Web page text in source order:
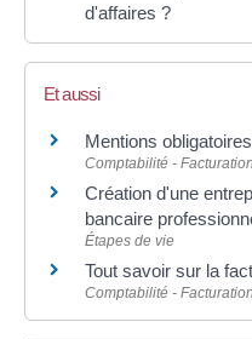
d'affaires ?
Et aussi
Mentions
Comptabilité - Facturation
Création d'une
bancaire
Étapes de vie
Tout savoir sur la
Comptabilité - Facturation